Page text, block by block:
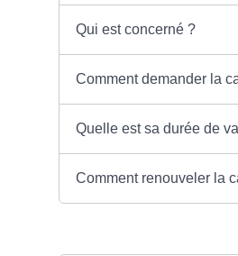
Qui est concerné ?
Comment demander la
Quelle est sa durée de
Comment renouveler la